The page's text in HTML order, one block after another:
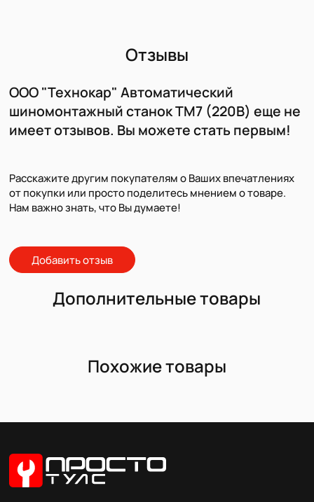
Отзывы
ООО "Технокар" Автоматический
шиномонтажный станок TM7 (220В) еще не
имеет отзывов. Вы можете стать первым!
Расскажите другим покупателям о Ваших впечатлениях
от покупки или просто поделитесь мнением о товаре.
Нам важно знать, что Вы думаете!
Добавить отзыв
Дополнительные товары
Похожие товары